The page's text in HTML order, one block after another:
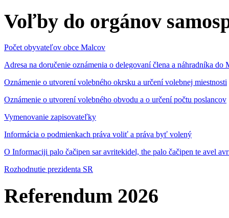
Voľby do orgánov
Počet obyvateľov obce Malcov
Adresa na doručenie oznámenia o delegovaní člena a náhradníka
Oznámenie o utvorení volebného okrsku a určení volebnej miestnosti
Oznámenie o utvorení volebného obvodu a o určení počtu poslancov
Vymenovanie zapisovateľky
Informácia o podmienkach práva voliť a práva byť volený
O Informaciji palo čačipen sar avritekidel, the palo čačipen te avel
Rozhodnutie prezidenta SR
Referendum 2026